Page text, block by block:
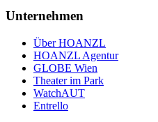
Unternehmen
Über HOANZL
HOANZL Agentur
GLOBE Wien
Theater im Park
WatchAUT
Entrello